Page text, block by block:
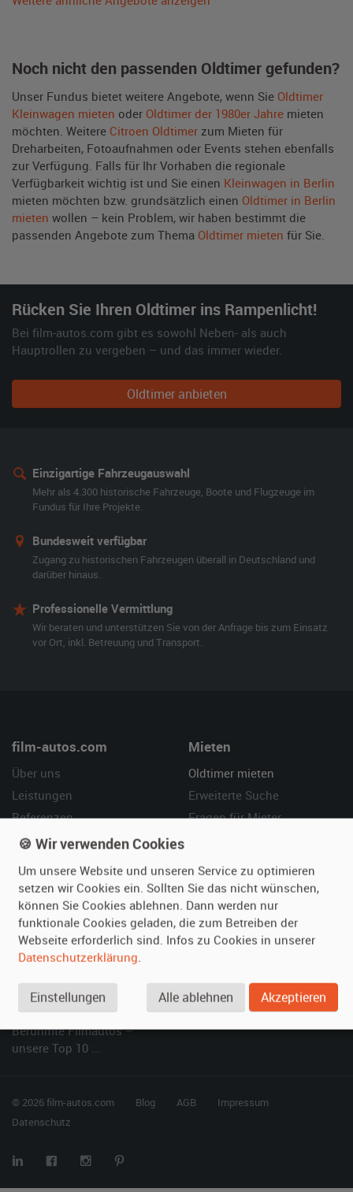
Noch nicht den passenden Oldtimer gefunden?
Unser Fundus bietet weitere Angebote, wenn Sie Oldtimer
Kleinwagen mieten oder Oldtimer der 1980er Jahre mieten
möchten. Weitere Citroen Oldtimer zum Mieten für
Dreharbeiten, Fotoaufnahmen oder Events stehen ebenfalls
zur Verfügung. Falls für Ihr Vorhaben die regionale
Verfügbarkeit wichtig ist und Sie einen Kleinwagen in Berlin
mieten möchten bzw. grundsätzlich einen Oldtimer in Berlin
mieten wollen – kein Problem, wir haben bestimmt die
passenden Angebote zum Thema Oldtimer mieten für Sie.
Rücken Sie Ihren Oldtimer ins Rampenlicht!
Bei film-autos.com gibt es sowohl Neben- als auch
Hauptrollen zu vergeben – und das immer wieder.
Oldtimer anbieten
Einzigartige Fahrzeugauswahl
Mehr als 4.300 historische Fahrzeuge, Boote und Flugzeuge im
Fundus für Ihre Projekte.
Bundesweit verfügbar
Zugang zu historischen Fahrzeugen überall in Deutschland und
darüber hinaus.
Professionelle Vermittlung
Wir beraten und unterstützen Sie von der Anfrage bis zum Einsatz
vor Ort, inkl. Betreuung und Transport.
film-autos.com
Über uns
Leistungen
Referenzen
Kundenmeinungen
Mieten
Oldtimer mieten
Erweiterte Suche
Fragen für Mieter
Vermieten
Oldtimer anmelden
Fotos senden
Fragen für Vermieter
Hilfe
Häufige Fragen (FAQ)
So funktioniert's
SPECIAL
Berühmte Filmautos –
unsere Top 10 ...
© 2026 film-autos.com Blog AGB
Impressum
Datenschutz
🍪 Wir verwenden Cookies
Um unsere Website und unseren Service zu optimieren
setzen wir Cookies ein. Sollten Sie das nicht wünschen,
können Sie Cookies ablehnen. Dann werden nur
funktionale Cookies geladen, die zum Betreiben der
Webseite erforderlich sind. Infos zu Cookies in unserer
Datenschutzerklärung.
Einstellungen Alle ablehnen Akzeptieren